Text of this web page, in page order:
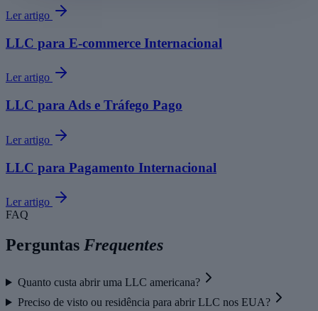
Ler artigo
LLC para E-commerce Internacional
Ler artigo
LLC para Ads e Tráfego Pago
Ler artigo
LLC para Pagamento Internacional
Ler artigo
FAQ
Perguntas Frequentes
Quanto custa abrir uma LLC americana?
Preciso de visto ou residência para abrir LLC nos EUA?